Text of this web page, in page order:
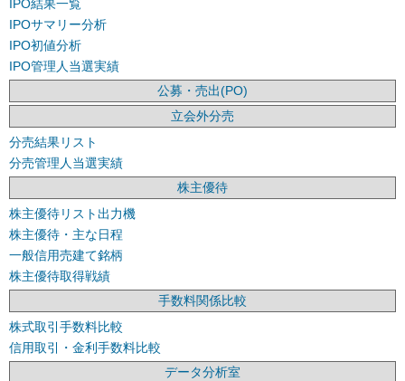
IPO結果一覧
IPOサマリー分析
IPO初値分析
IPO管理人当選実績
公募・売出(PO)
立会外分売
分売結果リスト
分売管理人当選実績
株主優待
株主優待リスト出力機
株主優待・主な日程
一般信用売建て銘柄
株主優待取得戦績
手数料関係比較
株式取引手数料比較
信用取引・金利手数料比較
データ分析室